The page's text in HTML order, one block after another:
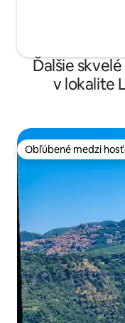
Ďalšie
v lokalite
Obľúbené medzi
Obľúbené medzi